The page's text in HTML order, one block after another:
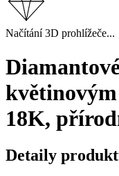
Načítání 3D prohlížeče...
18K,
Detaily